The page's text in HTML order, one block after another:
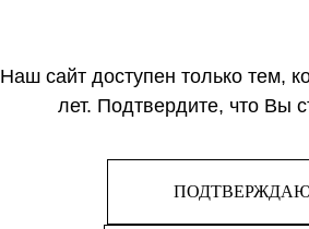
Наш сайт доступен только тем,
лет. Подтвердите, что Вы